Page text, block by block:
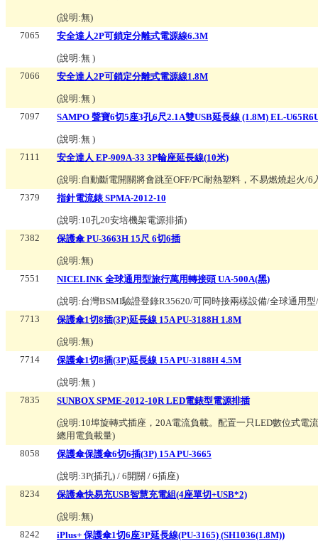
(說明:無)
7065
安全達人2P可鎖定分離式電源線6.3M
(說明:無 )
7066
安全達人2P可鎖定分離式電源線1.8M
(說明:無 )
7097
SAMPO 聲寶6切5座3孔6尺2.1A雙USB延長線 (1.8M) EL-
(說明:無 )
7111
安全達人 EP-909A-33 3P輪座延長線(10米)
(說明:自動斷電開關將會跳至OFF/PC耐熱塑料，不易燃燒起火/6
7379
指針電流錶 SPMA-2012-10
(說明:10孔20安培機架電源排插)
7382
保護傘 PU-3663H 15尺 6切6插
(說明:無)
7551
NICELINK 全球通用型旅行萬用轉接頭 UA-500A(黑)
(說明:台灣BSMI驗證登錄R35620/可同時接兩樣設備/全球通用
7713
保護傘1切8插(3P)延長線 15A PU-3188H 1.8M
(說明:無)
7714
保護傘1切8插(3P)延長線 15A PU-3188H 4.5M
(說明:無 )
7835
SUNBOX SPME-2012-10R LED電錶型電源排插
(說明:10埠旋轉式插座，20A電流負載。配置一只LED數位式電
總用電負載量)
8058
保護傘保護傘6切6插(3P) 15A PU-3665
(說明:3P(插孔) / 6開關 / 6插座)
8234
保護傘快易充USB智慧充電組(4座單切+USB*2)
(說明:無)
8242
iPlus+ 保護傘1切6座3P延長線(PU-3165) (SH1036(1.8M))